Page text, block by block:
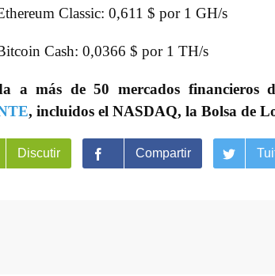
Classic: 0,611 $ por 1 GH/s
Cash: 0,0366 $ por 1 TH/s
a más de 50 mercados financieros
, incluidos el NASDAQ, la Bolsa de
Discutir Compartir